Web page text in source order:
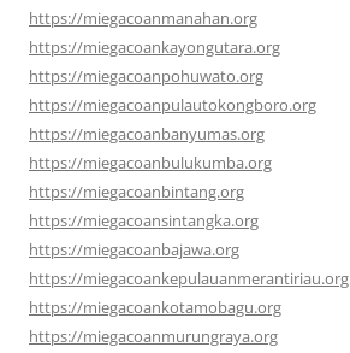
https://miegacoanmanahan.org
https://miegacoankayongutara.org
https://miegacoanpohuwato.org
https://miegacoanpulautokongboro.org
https://miegacoanbanyumas.org
https://miegacoanbulukumba.org
https://miegacoanbintang.org
https://miegacoansintangka.org
https://miegacoanbajawa.org
https://miegacoankepulauanmerantiriau.org
https://miegacoankotamobagu.org
https://miegacoanmurungraya.org